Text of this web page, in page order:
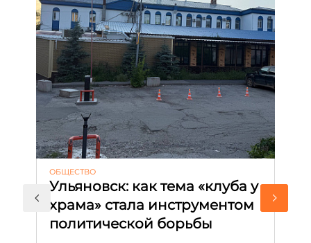
ОБЩЕСТВО
Ульяновск: как тема «клуба у
храма» стала инструментом
политической борьбы